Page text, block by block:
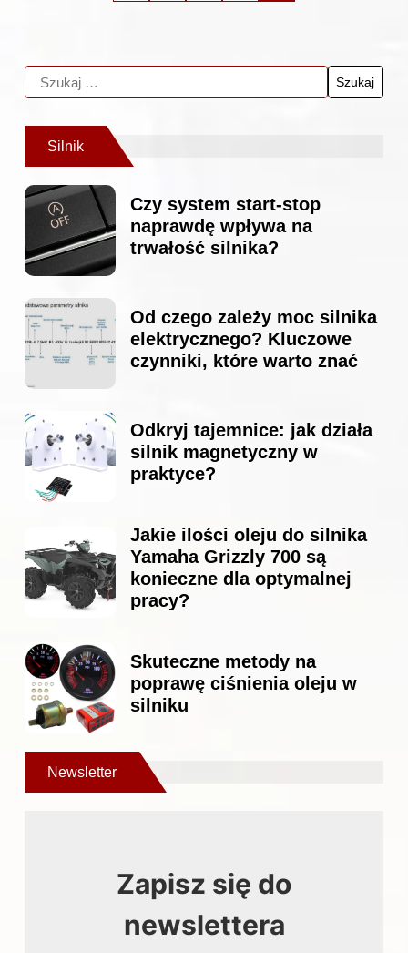
Silnik
Czy system start-stop
naprawdę wpływa na
trwałość silnika?
Od czego zależy moc silnika
elektrycznego? Kluczowe
czynniki, które warto znać
Odkryj tajemnice: jak działa
silnik magnetyczny w
praktyce?
Jakie ilości oleju do silnika
Yamaha Grizzly 700 są
konieczne dla optymalnej
pracy?
Skuteczne metody na
poprawę ciśnienia oleju w
silniku
Newsletter
Zapisz się do
newslettera